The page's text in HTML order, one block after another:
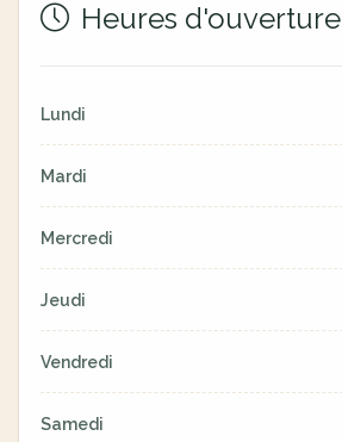
Heures d'ouverture
Lundi
Mardi
Mercredi
Jeudi
Vendredi
Samedi